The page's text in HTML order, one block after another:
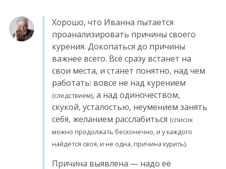
Хорошо, что Иванна пытается
проанализировать причины своего
курения. Докопаться до причины
важнее всего. Всё сразу встанет на
свои места, и станет понятно, над чем
работать: вовсе не над курением
(следствием), а над одиночеством,
скукой, усталостью, неумением занять
себя, желанием расслабиться (список
можно продолжать бесконечно, и у каждого
найдётся своя, и не одна, причина курить).
Причина выявлена — надо её